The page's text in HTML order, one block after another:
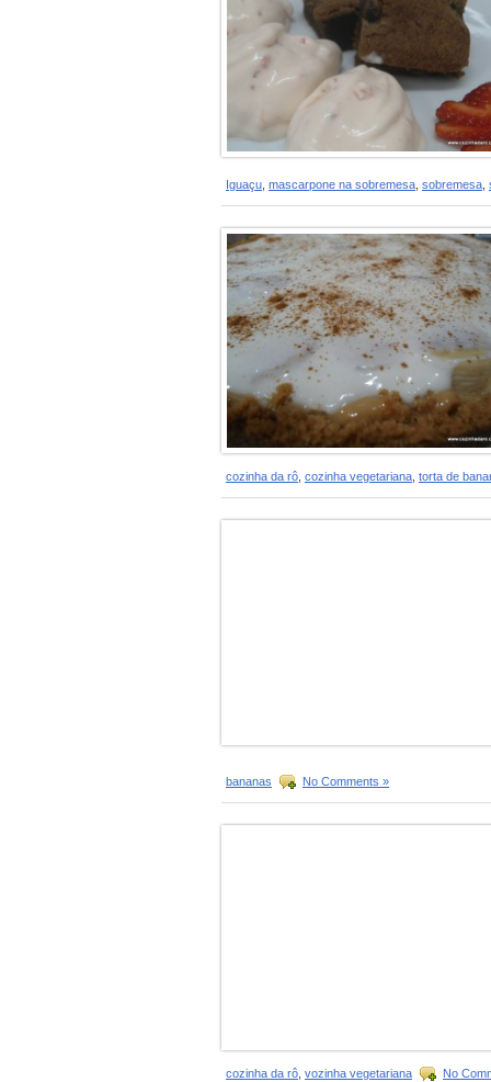
Iguaçu mascarpone na sobremesa sobremesa
cozinha da rô cozinha vegetariana torta de
bananas
No Comments »
cozinha da rô vozinha vegetariana No